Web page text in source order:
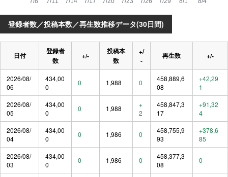
登録者数／投稿本数／再生数推移データ(30日間)
日付
登録者
数
+/-
投稿本
数
+/
-
再生数 +/-
2026/08/
06
434,00
0
0 1,988 0
458,889,6
08
+42,29
1
2026/08/
05
434,00
0
0 1,988
+
2
458,847,3
17
+91,32
4
2026/08/
04
434,00
0
0 1,986 0
458,755,9
93
+378,6
85
2026/08/
03
434,00
0
0 1,986 0
458,377,3
08
0